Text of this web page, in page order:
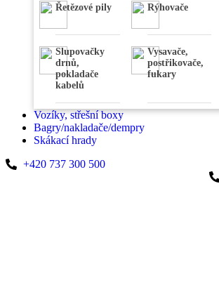
Řetězové pily Rýhovače
Slupovačky
drnů,
pokladače
kabelů
Vysavače,
postřikovače,
fukary
Vozíky, střešní boxy
Bagry/nakladače/dempry
Skákací hrady
+420 737 300 500